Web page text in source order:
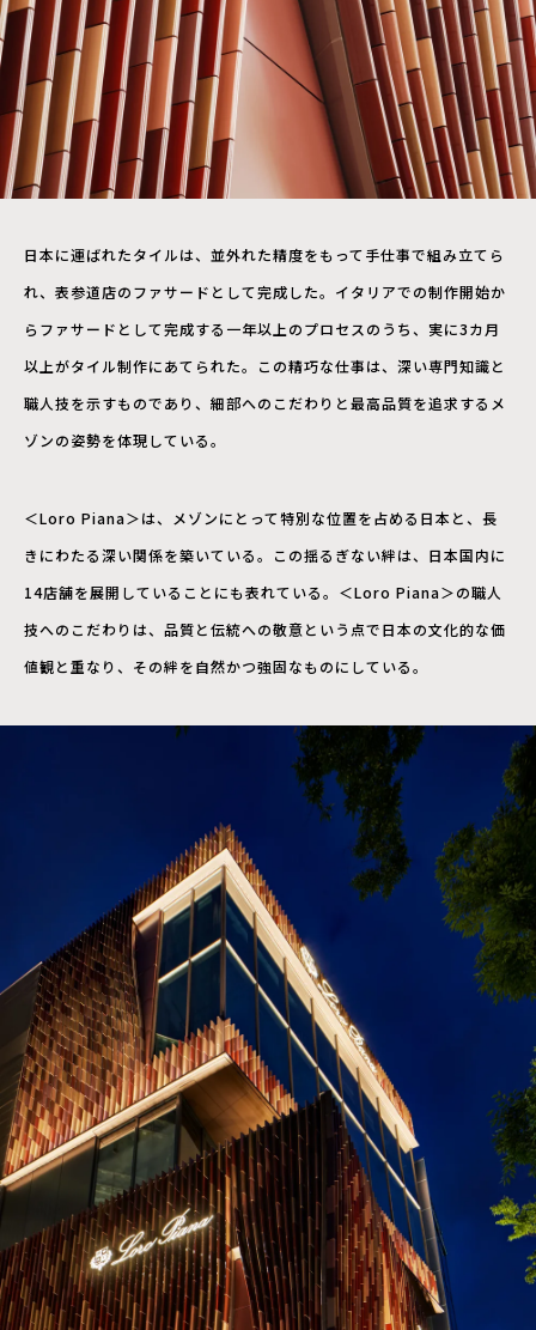
日本に運ばれたタイルは、並外れた精度をもって手仕事で組み立てら
れ、表参道店のファサードとして完成した。イタリアでの制作開始か
らファサードとして完成する一年以上のプロセスのうち、実に3カ月
以上がタイル制作にあてられた。この精巧な仕事は、深い専門知識と
職人技を示すものであり、細部へのこだわりと最高品質を追求するメ
ゾンの姿勢を体現している。
＜Loro Piana＞は、メゾンにとって特別な位置を占める日本と、長
きにわたる深い関係を築いている。この揺るぎない絆は、日本国内に
14店舗を展開していることにも表れている。＜Loro Piana＞の職人
技へのこだわりは、品質と伝統への敬意という点で日本の文化的な価
値観と重なり、その絆を自然かつ強固なものにしている。